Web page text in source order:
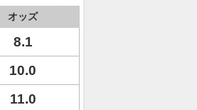
オッズ
8.1
10.0
11.0